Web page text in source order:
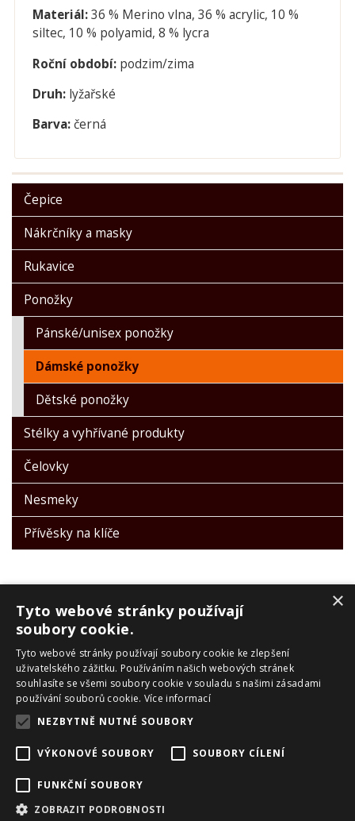
Materiál:36 % Merino vlna, 36 % acrylic, 10 %
siltec, 10 % polyamid, 8 % lycra
Roční období: podzim/zima
Druh:lyžařské
Barva:černá
Čepice
Nákrčníky a masky
Rukavice
Ponožky
Pánské/unisex ponožky
Dámské ponožky
Dětské ponožky
Stélky a vyhřívané produkty
Čelovky
Nesmeky
Přívěsky na klíče
PRO ZÁKAZNÍKY
Obchodní podmínky
Reklamační řád
Zpracování OU
Skialpové pásy Montana
×
Tyto webové stránky používají
soubory cookie.
Tyto webové stránky používají soubory cookie ke zlepšení
uživatelského zážitku. Používáním našich webových stránek
souhlasíte se všemi soubory cookie v souladu s našimi zásadami
používání souborů cookie. Více informací
NEZBYTNĚ NUTNÉ SOUBORY
VÝKONOVÉ SOUBORY SOUBORY CÍLENÍ
FUNKČNÍ SOUBORY
ZOBRAZIT PODROBNOSTI